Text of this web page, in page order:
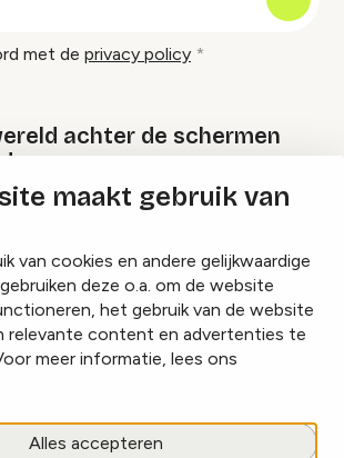
maakt gebruik van
van cookies en andere gelijkwaardige
deze o.a. om de website
het gebruik van de website
relevante content en advertenties te
meer informatie, lees ons
Alles accepteren
met de privacy policy
achter de schermen
onze Festival Specials